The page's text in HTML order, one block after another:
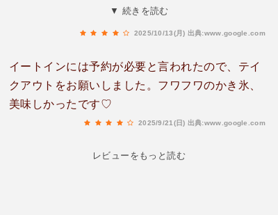
た秋のシロクマを頂きました🍧中までしっかりマ
月3日までです～それまでにいけるかな？
▼ 続きを読む
2025/10/13(月) 出典:www.google.com
イートインには予約が必要と言われたので、テイ
クアウトをお願いしました。フワフワのかき氷、
美味しかったです♡
2025/9/21(日) 出典:www.google.com
レビューをもっと読む